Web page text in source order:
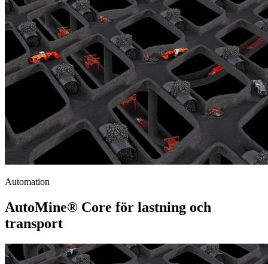
Automation
AutoMine® Core för lastning och
transport